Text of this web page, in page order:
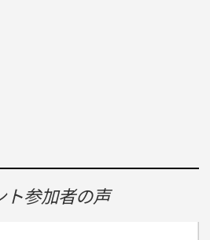
ト参加者の声